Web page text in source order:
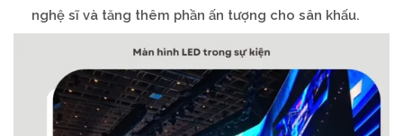
nghệ sĩ và tăng thêm phần ấn tượng cho sân khấu.